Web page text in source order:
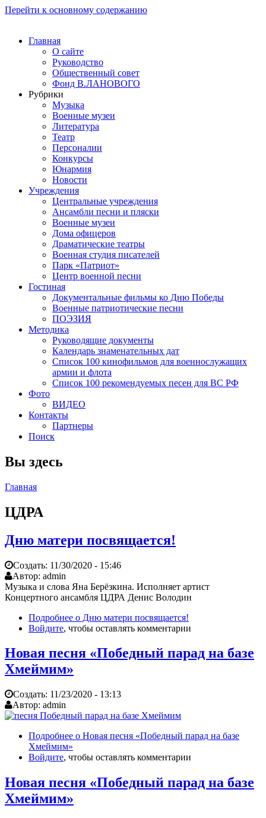
Перейти к основному содержанию
Главная
О сайте
Руководство
Общественный совет
Фонд В.ЛАНОВОГО
Рубрики
Музыка
Военные музеи
Литература
Театр
Персоналии
Конкурсы
Юнармия
Новости
Учреждения
Центральные учреждения
Ансамбли песни и пляски
Военные музеи
Дома офицеров
Драматические театры
Военная студия писателей
Парк «Патриот»
Центр военной песни
Гостиная
Документальные фильмы ко Дню Победы
Военные патриотические песни
ПОЭЗИЯ
Методика
Руководящие документы
Календарь знаменательных дат
Список 100 кинофильмов для военнослужащих
армии и флота
Список 100 рекомендуемых песен для ВС РФ
Фото
ВИДЕО
Контакты
Партнеры
Поиск
Вы здесь
Главная
ЦДРА
Дню матери посвящается!
Создать: 11/30/2020 - 15:46
Автор: admin
Музыка и слова Яна Берёзкина. Исполняет артист
Концертного ансамбля ЦДРА Денис Володин
Подробнее о Дню матери посвящается!
Войдите, чтобы оставлять комментарии
Новая песня «Победный парад на базе
Хмеймим»
Создать: 11/23/2020 - 13:13
Автор: admin
Подробнее о Новая песня «Победный парад на базе
Хмеймим»
Войдите, чтобы оставлять комментарии
Новая песня «Победный парад на базе
Хмеймим»